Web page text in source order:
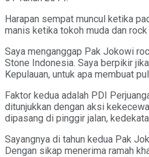
Harapan sempat muncul ketika
manis ketika tokoh muda dan
Saya menganggap Pak Jokowi
Stone Indonesia. Saya berpikir
Kepulauan, untuk apa membuat
Faktor kedua adalah PDI
ditunjukkan dengan aksi
dipasang di pinggir jalan,
Sayangnya di tahun kedua Pak
Dengan sikap menerima ramah